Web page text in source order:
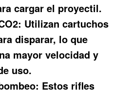
cargar el proyectil.
Utilizan cartuchos
disparar, lo que
mayor velocidad y
uso.
Estos rifles